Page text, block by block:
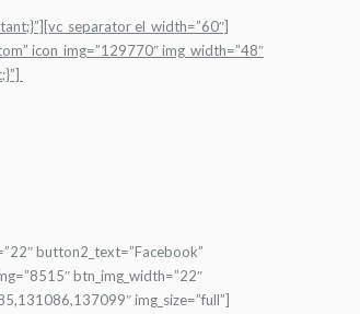
el_width=”60″]
icon_img=”129770″ img_width=”48″
button2_text=”Facebook”
btn_img_width=”22″
img_size=”full”]